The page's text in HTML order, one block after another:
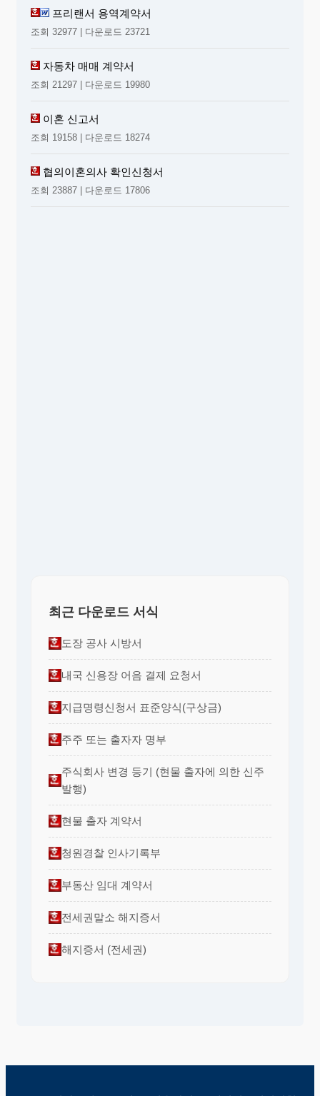
프리랜서 용역계약서
조회 32977 | 다운로드 23721
자동차 매매 계약서
조회 21297 | 다운로드 19980
이혼 신고서
조회 19158 | 다운로드 18274
협의이혼의사 확인신청서
조회 23887 | 다운로드 17806
최근 다운로드 서식
도장 공사 시방서
내국 신용장 어음 결제 요청서
지급명령신청서 표준양식(구상금)
주주 또는 출자자 명부
주식회사 변경 등기 (현물 출자에 의한 신주
발행)
현물 출자 계약서
청원경찰 인사기록부
부동산 임대 계약서
전세권말소 해지증서
해지증서 (전세권)